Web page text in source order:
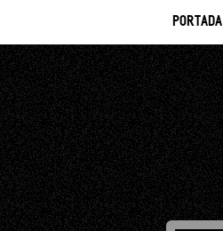
PORTADA